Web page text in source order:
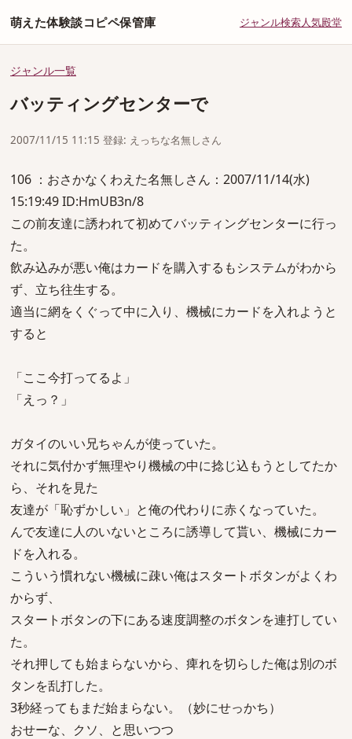
萌えた体験談コピペ保管庫 ジャンル検索人気殿堂
ジャンル一覧
バッティングセンターで
2007/11/15 11:15 登録: えっちな名無しさん
106 ：おさかなくわえた名無しさん：2007/11/14(水)
15:19:49 ID:HmUB3n/8
この前友達に誘われて初めてバッティングセンターに行っ
た。
飲み込みが悪い俺はカードを購入するもシステムがわから
ず、立ち往生する。
適当に網をくぐって中に入り、機械にカードを入れようと
すると
「ここ今打ってるよ」
「えっ？」
ガタイのいい兄ちゃんが使っていた。
それに気付かず無理やり機械の中に捻じ込もうとしてたか
ら、それを見た
友達が「恥ずかしい」と俺の代わりに赤くなっていた。
んで友達に人のいないところに誘導して貰い、機械にカー
ドを入れる。
こういう慣れない機械に疎い俺はスタートボタンがよくわ
からず、
スタートボタンの下にある速度調整のボタンを連打してい
た。
それ押しても始まらないから、痺れを切らした俺は別のボ
タンを乱打した。
3秒経ってもまだ始まらない。（妙にせっかち）
おせーな、クソ、と思いつつ